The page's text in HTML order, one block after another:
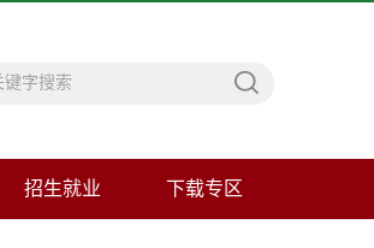
招生就业 下载专区